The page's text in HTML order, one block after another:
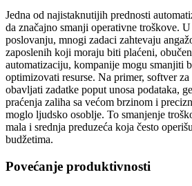
Jedna od najistaknutijih prednosti
da značajno smanji operativne troškove.
poslovanju, mnogi zadaci zahtevaju
zaposlenih koji moraju biti plaćeni,
automatizaciju, kompanije mogu smanjiti
optimizovati resurse. Na primer, softver
obavljati zadatke poput unosa podataka,
praćenja zaliha sa većom brzinom i
moglo ljudsko osoblje. To smanjenje
mala i srednja preduzeća koja često
budžetima.
Povećanje produktivnosti